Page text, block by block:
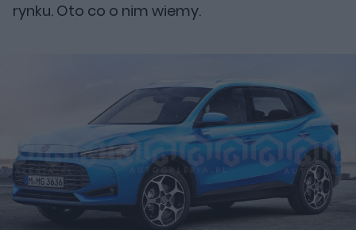
rynku. Oto co o nim wiemy.